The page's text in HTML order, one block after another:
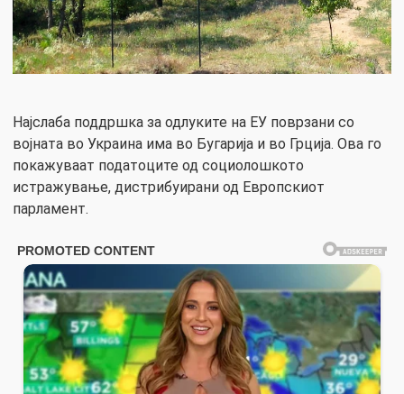
Најслаба поддршка за одлуките на ЕУ поврзани со
војната во Украина има во Бугарија и во Грција. Ова го
покажуваат податоците од социолошкото
истражување, дистрибуирани од Европскиот
парламент.